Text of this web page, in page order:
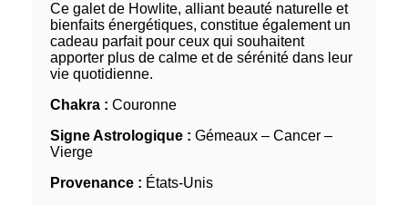
Ce galet de Howlite, alliant beauté naturelle et
bienfaits énergétiques, constitue également un
cadeau parfait pour ceux qui souhaitent
apporter plus de calme et de sérénité dans leur
vie quotidienne.
Chakra : Couronne
Signe Astrologique : Gémeaux – Cancer –
Vierge
Provenance : États-Unis